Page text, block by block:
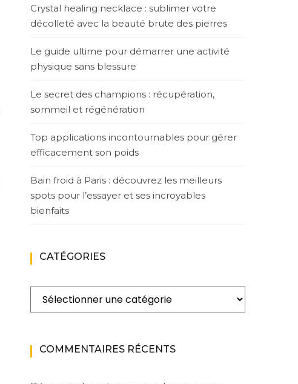
Crystal healing necklace : sublimer votre
décolleté avec la beauté brute des pierres
Le guide ultime pour démarrer une activité
physique sans blessure
Le secret des champions : récupération,
sommeil et régénération
Top applications incontournables pour gérer
efficacement son poids
Bain froid à Paris : découvrez les meilleurs
spots pour l’essayer et ses incroyables
bienfaits
CATÉGORIES
Catégories
COMMENTAIRES RÉCENTS